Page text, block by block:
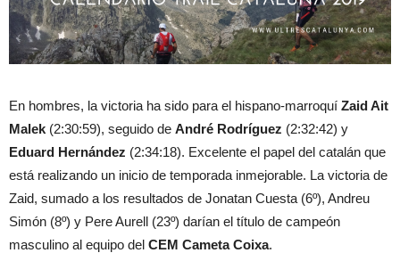
En hombres, la victoria ha sido para el hispano-marroquí Zaid Ait
Malek (2:30:59), seguido de André Rodríguez (2:32:42) y
Eduard Hernández (2:34:18). Excelente el papel del catalán que
está realizando un inicio de temporada inmejorable. La victoria de
Zaid, sumado a los resultados de Jonatan Cuesta (6º), Andreu
Simón (8º) y Pere Aurell (23º) darían el título de campeón
masculino al equipo del CEM Cameta Coixa.